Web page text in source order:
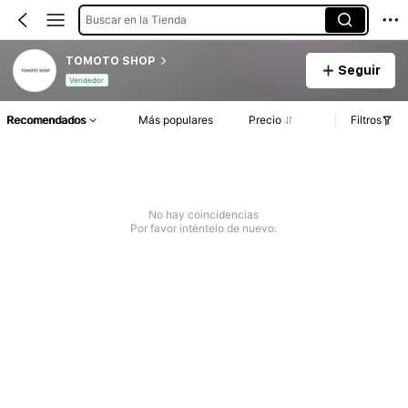
Buscar en la Tienda
TOMOTO SHOP
Vendedor
Seguir
Recomendados Más populares Precio Filtros
No hay coincidencias
Por favor inténtelo de nuevo.